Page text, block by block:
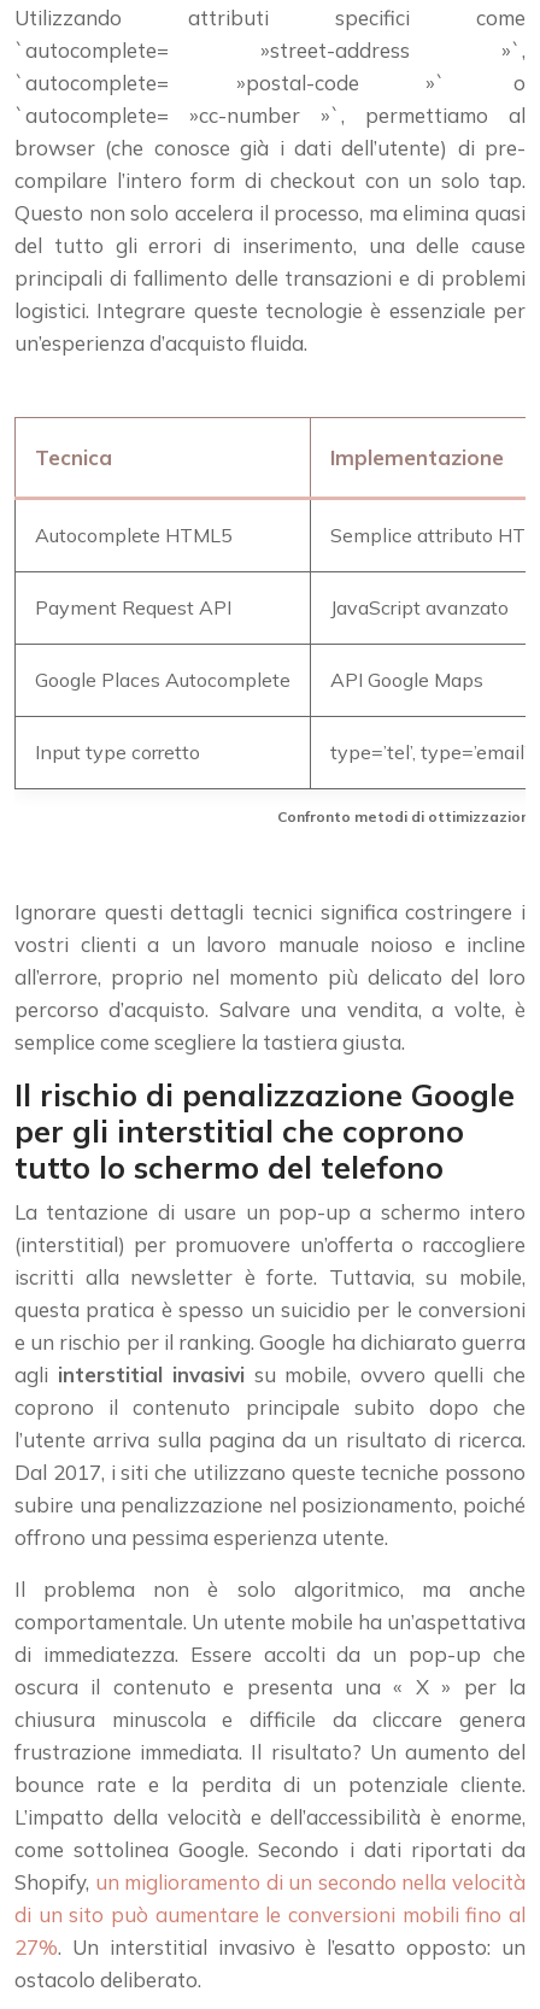
Utilizzando attributi specifici come
`autocomplete= »street-address »`,
`autocomplete= »postal-code »` o
`autocomplete= »cc-number »`, permettiamo al
browser (che conosce già i dati dell’utente) di pre-
compilare l’intero form di checkout con un solo tap.
Questo non solo accelera il processo, ma elimina quasi
del tutto gli errori di inserimento, una delle cause
principali di fallimento delle transazioni e di problemi
logistici. Integrare queste tecnologie è essenziale per
un’esperienza d’acquisto fluida.
Confronto metodi di
Tecnica Implementazione
Autocomplete HTML5 Semplice attributo
Payment Request API JavaScript avanzato
Google Places Autocomplete API Google Maps
Input type corretto type=’tel’, type=’email’
Ignorare questi dettagli tecnici significa costringere i
vostri clienti a un lavoro manuale noioso e incline
all’errore, proprio nel momento più delicato del loro
percorso d’acquisto. Salvare una vendita, a volte, è
semplice come scegliere la tastiera giusta.
Il rischio di penalizzazione Google
per gli interstitial che coprono
tutto lo schermo del telefono
La tentazione di usare un pop-up a schermo intero
(interstitial) per promuovere un’offerta o raccogliere
iscritti alla newsletter è forte. Tuttavia, su mobile,
questa pratica è spesso un suicidio per le conversioni
e un rischio per il ranking. Google ha dichiarato guerra
agli interstitial invasivi su mobile, ovvero quelli che
coprono il contenuto principale subito dopo che
l’utente arriva sulla pagina da un risultato di ricerca.
Dal 2017, i siti che utilizzano queste tecniche possono
subire una penalizzazione nel posizionamento, poiché
offrono una pessima esperienza utente.
Il problema non è solo algoritmico, ma anche
comportamentale. Un utente mobile ha un’aspettativa
di immediatezza. Essere accolti da un pop-up che
oscura il contenuto e presenta una « X » per la
chiusura minuscola e difficile da cliccare genera
frustrazione immediata. Il risultato? Un aumento del
bounce rate e la perdita di un potenziale cliente.
L’impatto della velocità e dell’accessibilità è enorme,
come sottolinea Google. Secondo i dati riportati da
Shopify, un miglioramento di un secondo nella velocità
di un sito può aumentare le conversioni mobili fino al
27%. Un interstitial invasivo è l’esatto opposto: un
ostacolo deliberato.